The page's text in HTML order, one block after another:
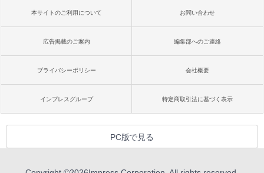
本サイトのご利用について お問い合わせ
広告掲載のご案内 編集部へのご連絡
プライバシーポリシー 会社概要
インプレスグループ 特定商取引法に基づく表示
PC版で見る